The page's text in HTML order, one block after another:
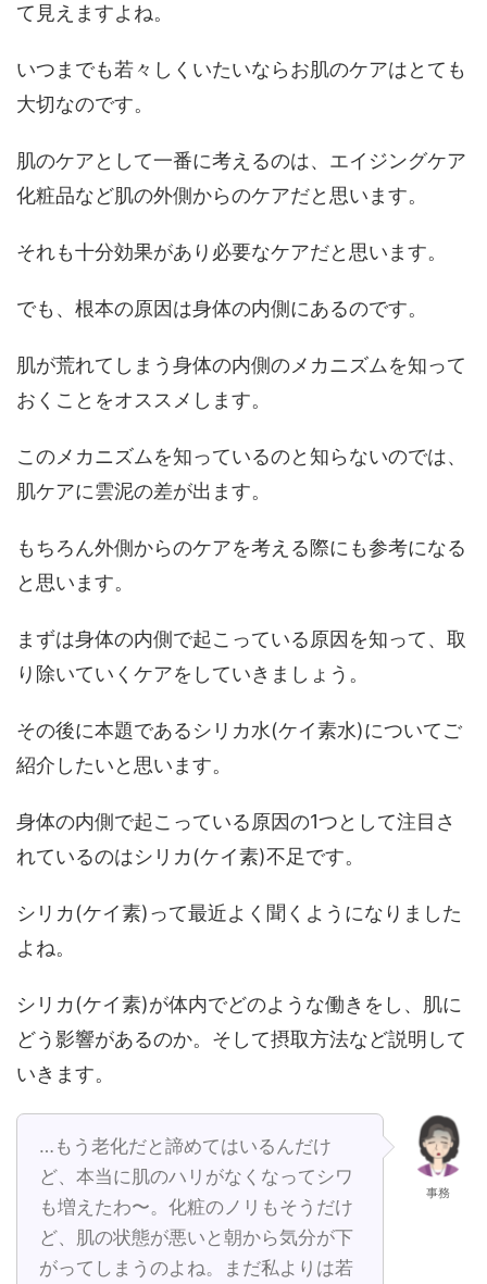
て見えますよね。
いつまでも若々しくいたいならお肌のケアはとても
大切なのです。
肌のケアとして一番に考えるのは、エイジングケア
化粧品など肌の外側からのケアだと思います。
それも十分効果があり必要なケアだと思います。
でも、根本の原因は身体の内側にあるのです。
肌が荒れてしまう身体の内側のメカニズムを知って
おくことをオススメします。
このメカニズムを知っているのと知らないのでは、
肌ケアに雲泥の差が出ます。
もちろん外側からのケアを考える際にも参考になる
と思います。
まずは身体の内側で起こっている原因を知って、取
り除いていくケアをしていきましょう。
その後に本題であるシリカ水(ケイ素水)についてご
紹介したいと思います。
身体の内側で起こっている原因の1つとして注目さ
れているのはシリカ(ケイ素)不足です。
シリカ(ケイ素)って最近よく聞くようになりました
よね。
シリカ(ケイ素)が体内でどのような働きをし、肌に
どう影響があるのか。そして摂取方法など説明して
いきます。
…もう老化だと諦めてはいるんだけ
ど、本当に肌のハリがなくなってシワ
も増えたわ〜。化粧のノリもそうだけ
ど、肌の状態が悪いと朝から気分が下
がってしまうのよね。まだ私よりは若
事務